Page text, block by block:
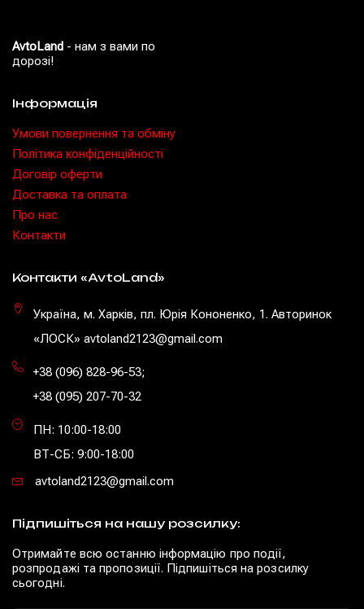
AvtoLand - нам з вами по
дорозі!
Інформація
Умови повернення та обміну
Політика конфіденційності
Договір оферти
Доставка та оплата
Про нас
Контакти
Контакти «AvtoLand»
Україна, м. Харків, пл. Юрія Кононенко, 1. Авторинок
«ЛОСК» avtoland2123@gmail.com
+38 (096) 828-96-53;
+38 (095) 207-70-32
ПН: 10:00-18:00
ВТ-СБ: 9:00-18:00
avtoland2123@gmail.com
Підпишіться на нашу розсилку:
Отримайте всю останню інформацію про події,
розпродажі та пропозиції. Підпишіться на розсилку
сьогодні.